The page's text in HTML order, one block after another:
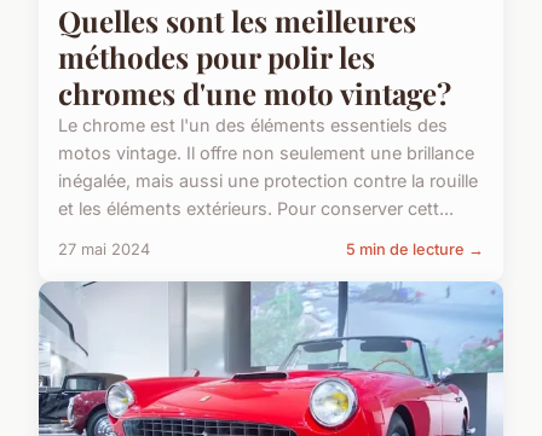
Quelles sont les meilleures
méthodes pour polir les
chromes d'une moto vintage?
Le chrome est l'un des éléments essentiels des
motos vintage. Il offre non seulement une brillance
inégalée, mais aussi une protection contre la rouille
et les éléments extérieurs. Pour conserver cett...
27 mai 2024 5 min de lecture →